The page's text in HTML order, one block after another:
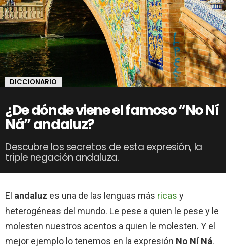
DICCIONARIO
¿De dónde viene el famoso “No Ní
Ná” andaluz?
Descubre los secretos de esta expresión, la
triple negación andaluza.
El andaluz es una de las lenguas más ricas y
heterogéneas del mundo. Le pese a quien le pese y le
molesten nuestros acentos a quien le molesten. Y el
mejor ejemplo lo tenemos en la expresión No Ní Ná.